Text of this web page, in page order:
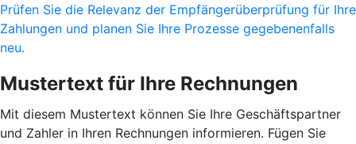
Prüfen Sie die Relevanz der Empfängerüberprüfung für Ihre
Zahlungen und planen Sie Ihre Prozesse gegebenenfalls
neu.
Mustertext für Ihre Rechnungen
Mit diesem Mustertext können Sie Ihre Geschäftspartner
und Zahler in Ihren Rechnungen informieren. Fügen Sie